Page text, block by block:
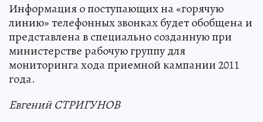
Информация о поступающих на «горячую
линию» телефонных звонках будет обобщена и
представлена в специально созданную при
министерстве рабочую группу для
мониторинга хода приемной кампании 2011
года.
Евгений СТРИГУНОВ